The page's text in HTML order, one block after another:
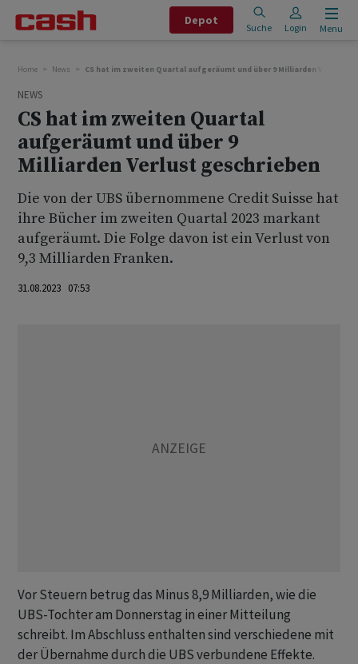
Depot
Suche Login Menu
Home News CS hat im zweiten Quartal aufgeräumt und über 9 Milliarden Verlust
NEWS
CS hat im zweiten Quartal
aufgeräumt und über 9
Milliarden Verlust geschrieben
Die von der UBS übernommene Credit Suisse hat
ihre Bücher im zweiten Quartal 2023 markant
aufgeräumt. Die Folge davon ist ein Verlust von
9,3 Milliarden Franken.
31.08.2023 07:53
Vor Steuern betrug das Minus 8,9 Milliarden, wie die
UBS-Tochter am Donnerstag in einer Mitteilung
schreibt. Im Abschluss enthalten sind verschiedene mit
der Übernahme durch die UBS verbundene Effekte.